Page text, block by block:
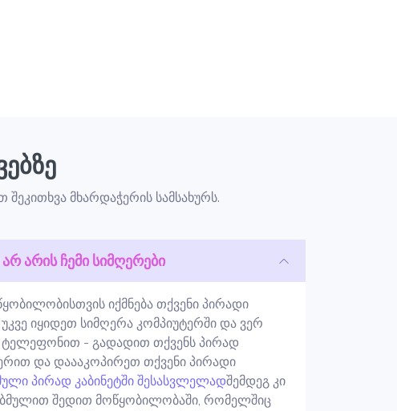
შეკითხვა მხარდაჭერის სამსახურს.
არის ჩემი სიმღერები
იქმნება თქვენი პირადი
უკვე იყიდეთ სიმღერა კომპიუტერში და ვერ
ტელეფონით - გადადით თქვენს პირად
და დაააკოპირეთ თქვენი პირადი
პირად კაბინეტში შესასვლელადშემდეგ კი
შედით მოწყობილობაში, რომელშიც